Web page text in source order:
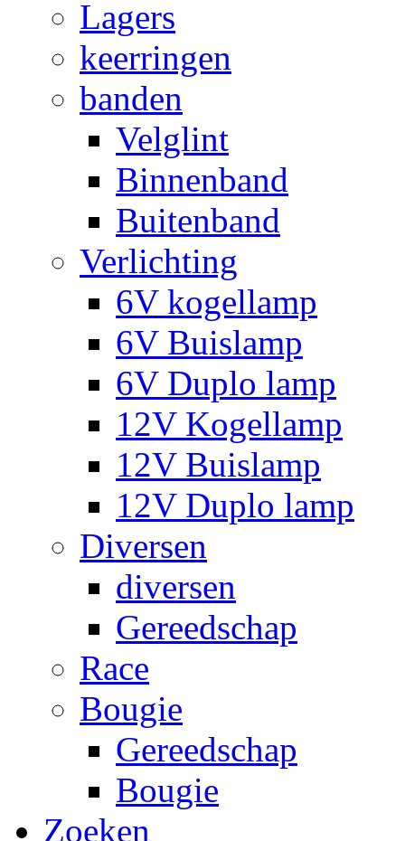
Lagers
keerringen
banden
Velglint
Binnenband
Buitenband
Verlichting
6V kogellamp
6V Buislamp
6V Duplo lamp
12V Kogellamp
12V Buislamp
12V Duplo lamp
Diversen
diversen
Gereedschap
Race
Bougie
Gereedschap
Bougie
Zoeken